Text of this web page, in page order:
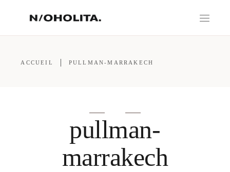
ACCUEIL PULLMAN-MARRAKECH
pullman-
marrakech